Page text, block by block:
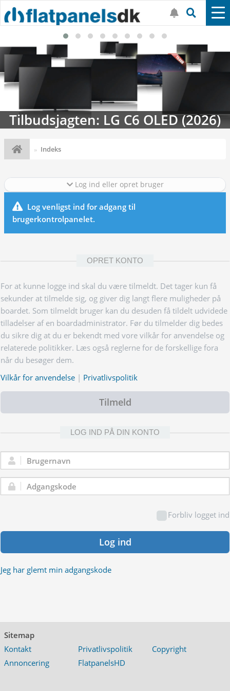
Tilbudsjagten: LG C6 OLED (2026)
Indeks
Log ind eller opret bruger
Log venligst ind for adgang til
brugerkontrolpanelet.
OPRET KONTO
For at kunne logge ind skal du være tilmeldt. Det tager kun få
sekunder at tilmelde sig, og giver dig langt flere muligheder på
boardet. Som tilmeldt bruger kan du desuden få tildelt udvidede
tilladelser af en boardadministrator. Før du tilmelder dig bedes
du sikre dig at du er bekendt med vore vilkår for anvendelse og
relaterede politikker. Læs også reglerne for de forskellige fora
når du besøger dem.
Vilkår for anvendelse | Privatlivspolitik
Tilmeld
LOG IND PÅ DIN KONTO
Brugernavn:
Adgangskode:
Forbliv logget ind
Log ind
Jeg har glemt min adgangskode
Sitemap
Kontakt
Privatlivspolitik
Copyright
Annoncering
FlatpanelsHD